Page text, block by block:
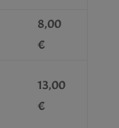
8,00
€
13,00
€